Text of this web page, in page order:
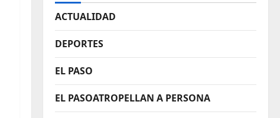
ACTUALIDAD
DEPORTES
EL PASO
EL PASOATROPELLAN A PERSONA